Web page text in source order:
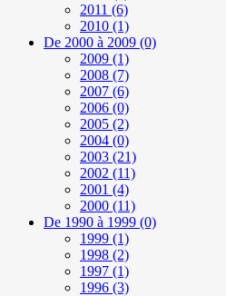
2011 (6)
2010 (1)
De 2000 à 2009 (0)
2009 (1)
2008 (7)
2007 (6)
2006 (0)
2005 (2)
2004 (0)
2003 (21)
2002 (11)
2001 (4)
2000 (11)
De 1990 à 1999 (0)
1999 (1)
1998 (2)
1997 (1)
1996 (3)